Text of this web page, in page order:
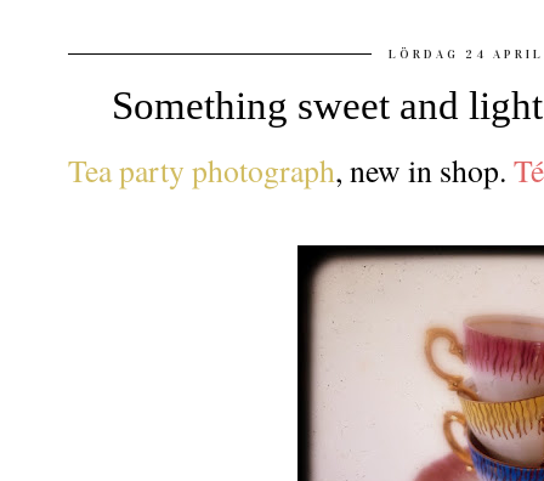
LÖRDAG 24
Something sweet and
Tea party photograph, new in shop.